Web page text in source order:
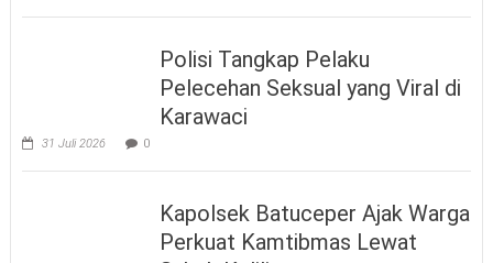
Polisi Tangkap Pelaku
Pelecehan Seksual yang Viral di
Karawaci
31 Juli 2026 0
Kapolsek Batuceper Ajak Warga
Perkuat Kamtibmas Lewat